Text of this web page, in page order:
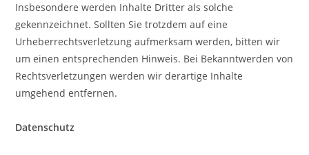
Insbesondere werden Inhalte Dritter als solche
gekennzeichnet. Sollten Sie trotzdem auf eine
Urheberrechtsverletzung aufmerksam werden, bitten wir
um einen entsprechenden Hinweis. Bei Bekanntwerden von
Rechtsverletzungen werden wir derartige Inhalte
umgehend entfernen.
Datenschutz